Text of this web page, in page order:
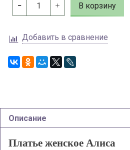
В корзину
Добавить в сравнение
Описание
Платье женское Алиса